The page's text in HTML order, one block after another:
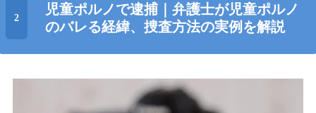
児童ポルノで逮捕｜弁護士が児童ポルノ
のバレる経緯、捜査方法の実例を解説